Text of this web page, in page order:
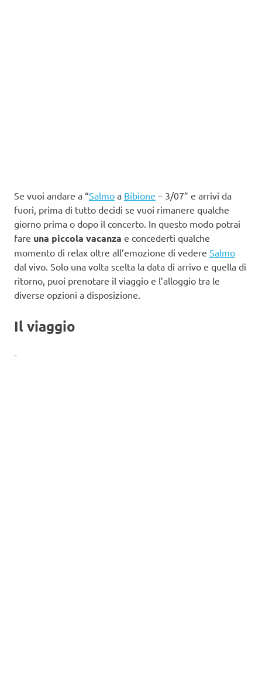
Se vuoi andare a “Salmo a Bibione – 3/07” e arrivi da
fuori, prima di tutto decidi se vuoi rimanere qualche
giorno prima o dopo il concerto. In questo modo potrai
fare una piccola vacanza e concederti qualche
momento di relax oltre all’emozione di vedere Salmo
dal vivo. Solo una volta scelta la data di arrivo e quella di
ritorno, puoi prenotare il viaggio e l’alloggio tra le
diverse opzioni a disposizione.
Il viaggio
-